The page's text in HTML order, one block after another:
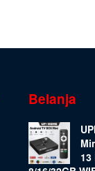
Belanja
13